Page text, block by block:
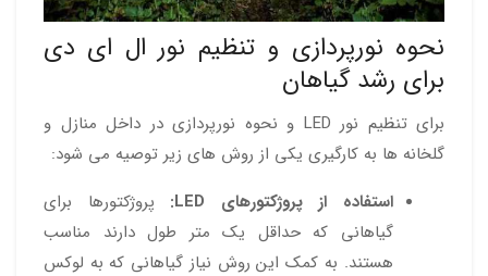
نحوه نورپردازی و تنظیم نور ال ای دی
برای رشد گیاهان
برای تنظیم نور LED و نحوه نورپردازی در داخل منازل و
گلخانه ها به کارگیری یکی از روش های زیر توصیه می شود:
استفاده از پروژکتورهای LED:
پروژکتورها برای
گیاهانی که حداقل یک متر طول دارند مناسب
هستند. به کمک این روش نیاز گیاهانی که به لوکس